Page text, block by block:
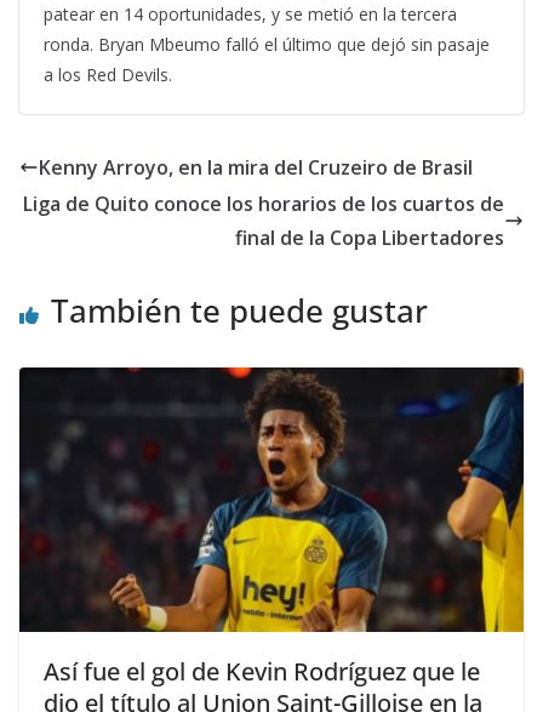
patear en 14 oportunidades, y se metió en la tercera
ronda. Bryan Mbeumo falló el último que dejó sin pasaje
a los Red Devils.
Kenny Arroyo, en la mira del Cruzeiro de Brasil
Liga de Quito conoce los horarios de los cuartos de
final de la Copa Libertadores
También te puede gustar
Así fue el gol de Kevin Rodríguez que le
dio el título al Union Saint-Gilloise en la